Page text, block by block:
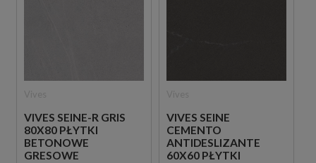
VIVES SEINE-R GRIS
80X80 PŁYTKI
BETONOWE
GRESOWE
VIVES SEINE
CEMENTO
ANTIDESLIZANTE
60X60 PŁYTKI